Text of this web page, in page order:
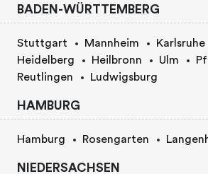
BADEN-WÜRTTEMBERG
Stuttgart Mannheim Karlsruhe
Heidelberg
Heilbronn Ulm
Reutlingen
Ludwigsburg
HAMBURG
Hamburg Rosengarten
NIEDERSACHSEN